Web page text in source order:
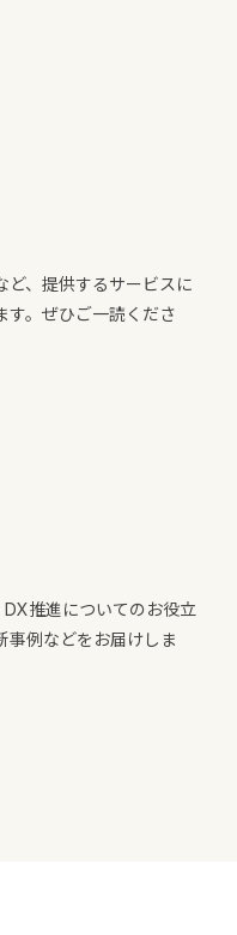
ど、提供するサービスに
す。ぜひご一読くださ
推進についてのお役立
事例などをお届けしま